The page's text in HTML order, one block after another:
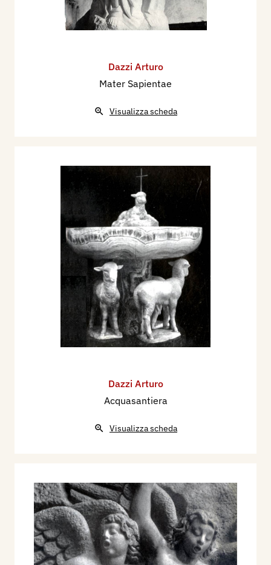
Dazzi Arturo
Mater Sapientae
Visualizza scheda
Dazzi Arturo
Acquasantiera
Visualizza scheda